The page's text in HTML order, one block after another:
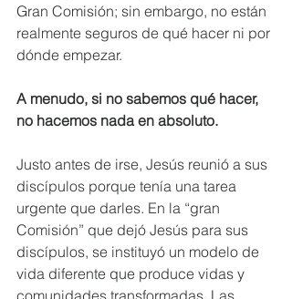
Gran Comisión; sin embargo, no están
realmente seguros de qué hacer ni por
dónde empezar.
A menudo, si no sabemos qué hacer,
no hacemos nada en absoluto.
Justo antes de irse, Jesús reunió a sus
discípulos porque tenía una tarea
urgente que darles. En la “gran
Comisión” que dejó Jesús para sus
discípulos, se instituyó un modelo de
vida diferente que produce vidas y
comunidades transformadas. Las